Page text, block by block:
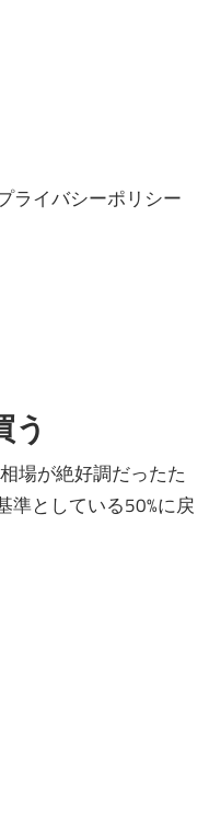
ライバシーポリシー
う
が絶好調だったた
準としている50%に戻